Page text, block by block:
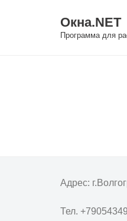
Окна.NET
Программа для
Адрес:
Тел.